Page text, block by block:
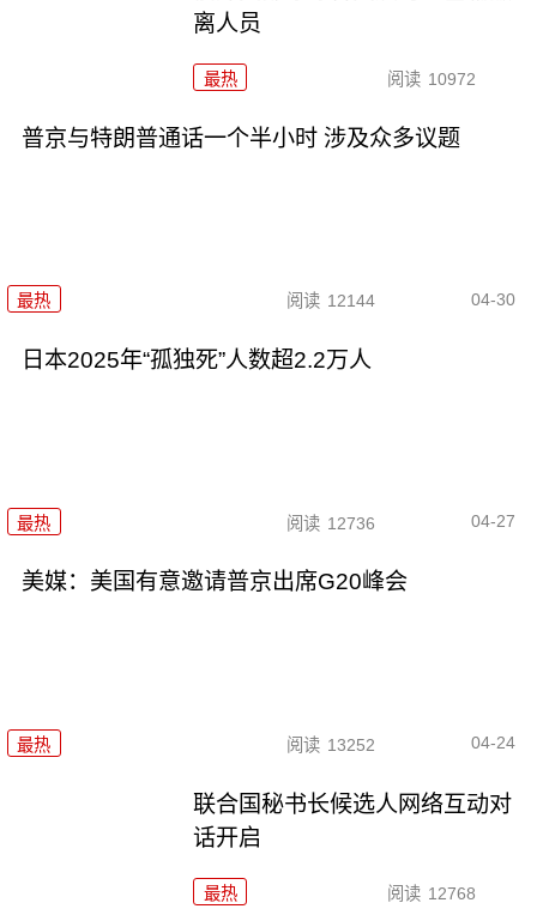
离人员
最热 阅读 10972
普京与特朗普通话一个半小时 涉及众多议题
最热 阅读 12144 04-30
日本2025年“孤独死”人数超2.2万人
最热 阅读 12736 04-27
美媒：美国有意邀请普京出席G20峰会
最热 阅读 13252 04-24
联合国秘书长候选人网络互动对
话开启
最热 阅读 12768